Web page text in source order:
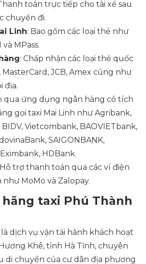
toán trực tiếp cho tài xế sau
chuyến đi.
Linh: Bao gồm các loại thẻ như
MPass.
: Chấp nhận các loại thẻ quốc
MasterCard, JCB, Amex cũng như
địa.
qua ứng dụng ngân hàng có tích
gọi taxi Mai Linh như Agribank,
Vietcombank, BAOVIETbank,
SAIGONBANK,
HDBank.
trợ thanh toán qua các ví điện
MoMo và Zalopay.
taxi Phú Thành
dịch vụ vận tải hành khách hoạt
Khê, tỉnh Hà Tĩnh, chuyên
di chuyển của cư dân địa phương